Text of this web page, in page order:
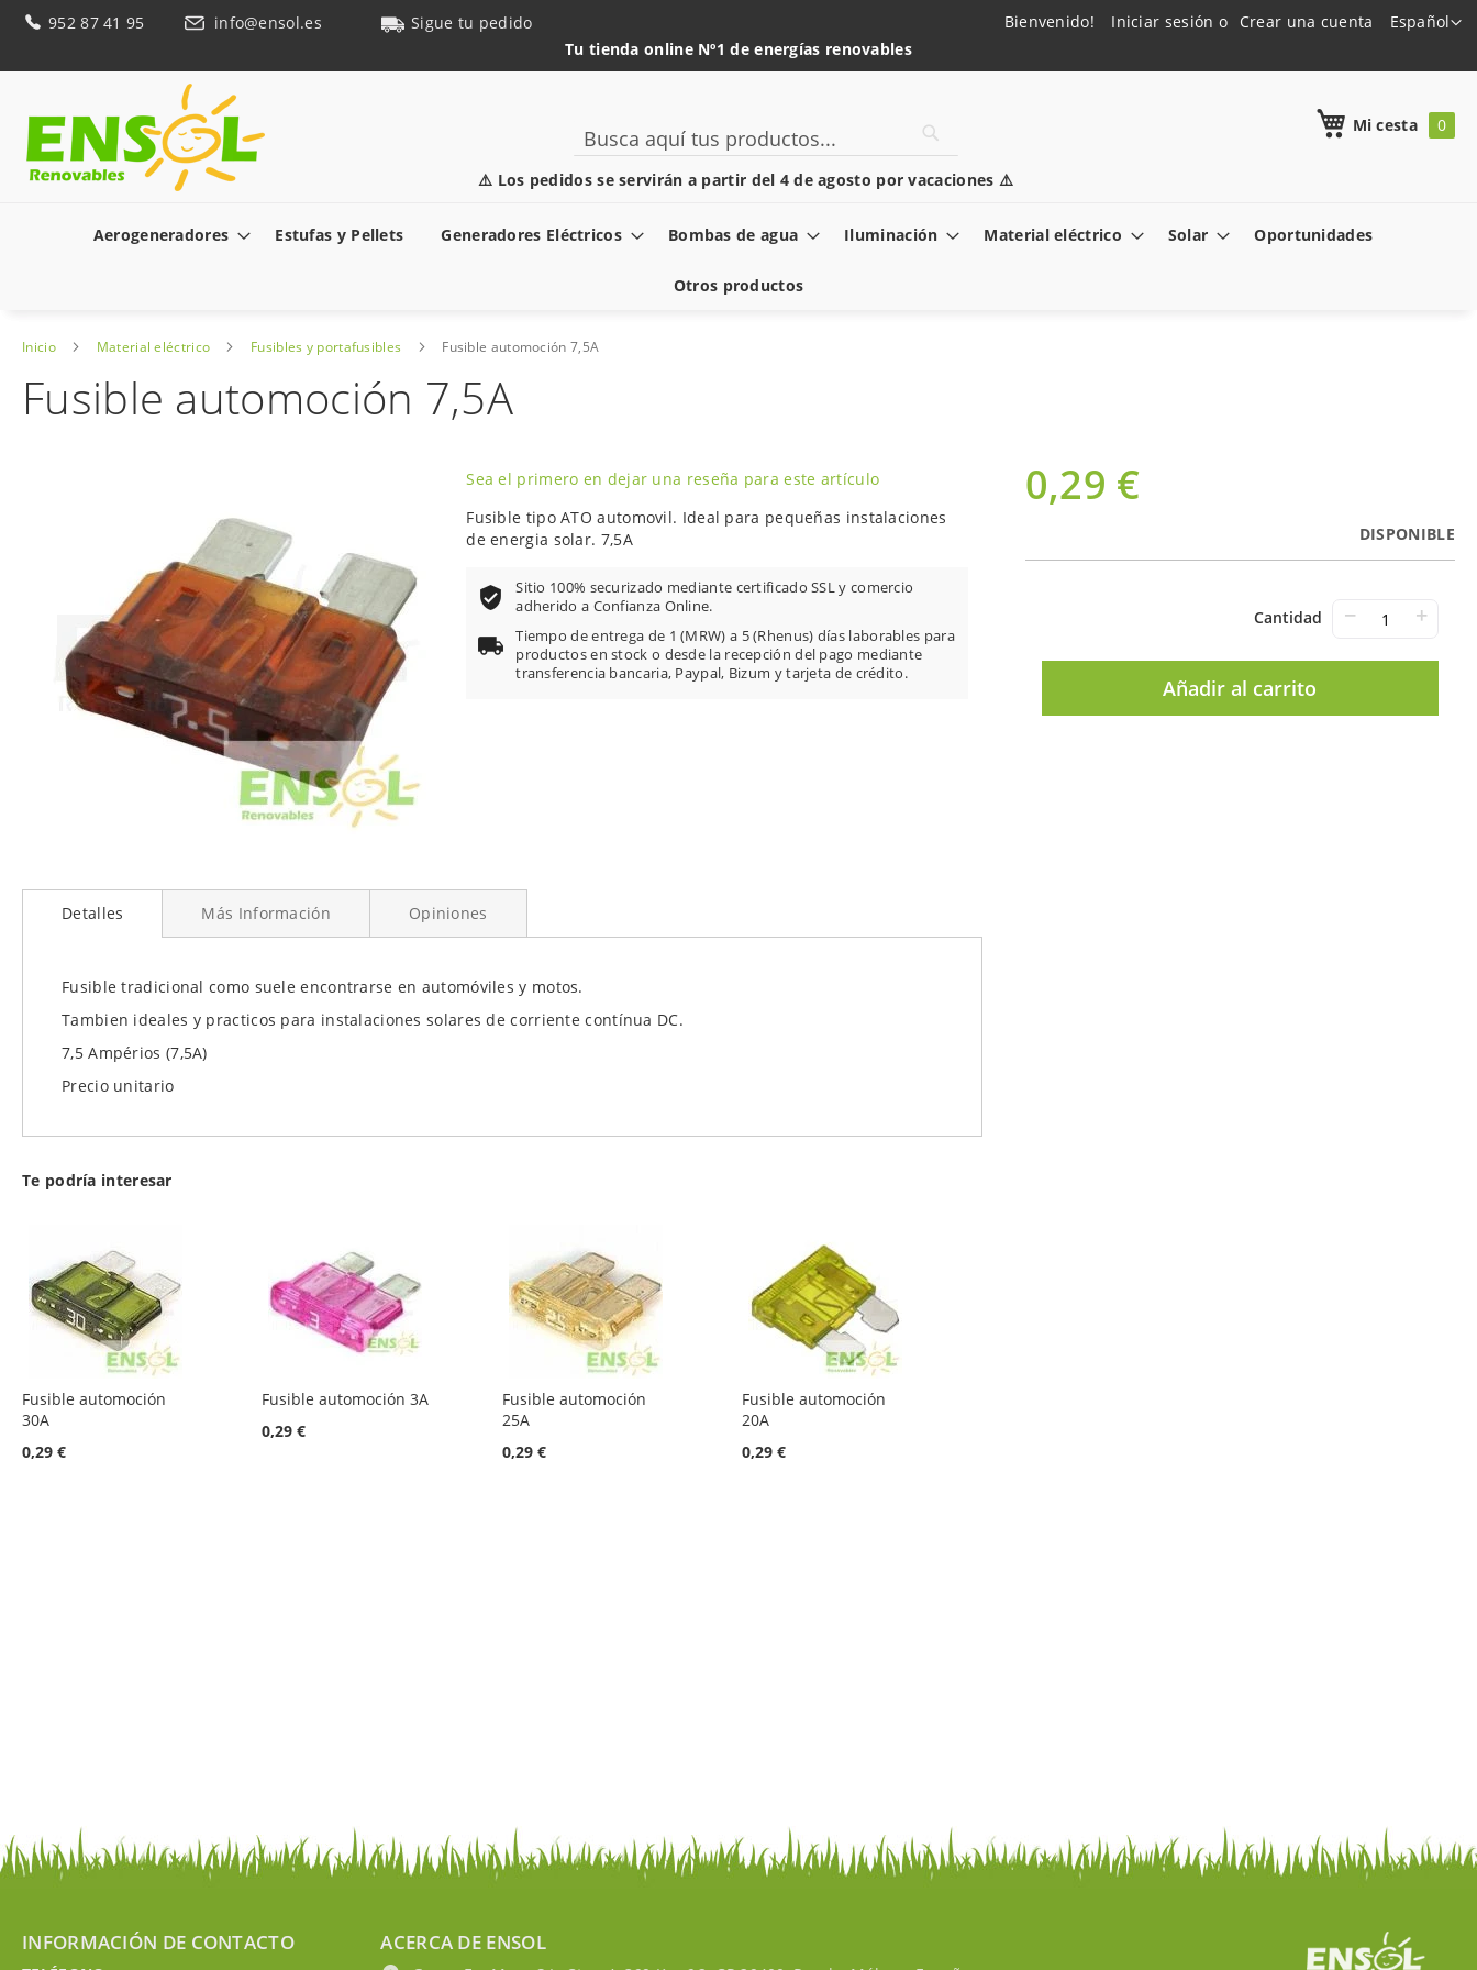
Ir
Lenguaje
Español
Bienvenido! Iniciar sesión Crear una cuenta
952 87 41 95 info@ensol.es
Sigue tu pedido
Tu tienda online Nº1 de energías renovables
⚠️ Los pedidos se servirán a partir del 4 de agosto por vacaciones ⚠️
Mi cesta
Search
Aerogeneradores Estufas y Pellets Generadores Eléctricos Bombas de agua Iluminación Material eléctrico Solar Oportunidades
Otros productos
Inicio Material eléctrico Fusibles y portafusibles Fusible automoción 7,5A
Fusible automoción 7,5A
0,29 €
DISPONIBLE
Cantidad − +
Añadir al carrito
al
comienzo
galería
imágenes
Sea el primero en dejar una reseña para este artículo
Fusible tipo ATO automovil. Ideal para pequeñas instalaciones
de energia solar. 7,5A
Sitio 100% securizado mediante certificado SSL y comercio
adherido a Confianza Online.
Tiempo de entrega de 1 (MRW) a 5 (Rhenus) días laborables para
productos en stock o desde la recepción del pago mediante
transferencia bancaria, Paypal, Bizum y tarjeta de crédito.
Detalles
Fusible tradicional como suele encontrarse en automóviles y motos.
Tambien ideales y practicos para instalaciones solares de corriente contínua DC.
7,5 Ampérios (7,5A)
Precio unitario
Más Información Opiniones
Te podría interesar
Fusible automoción
30A
0,29 €
Fusible automoción 3A
0,29 €
Fusible automoción
25A
0,29 €
Fusible automoción
20A
0,29 €
INFORMACIÓN DE CONTACTO ACERCA DE ENSOL